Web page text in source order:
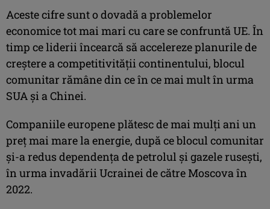
Aceste cifre sunt o dovadă a problemelor
economice tot mai mari cu care se confruntă UE. În
timp ce liderii încearcă să accelereze planurile de
creştere a competitivităţii continentului, blocul
comunitar rămâne din ce în ce mai mult în urma
SUA şi a Chinei.
Companiile europene plătesc de mai mulţi ani un
preţ mai mare la energie, după ce blocul comunitar
şi-a redus dependenţa de petrolul şi gazele ruseşti,
în urma invadării Ucrainei de către Moscova în
2022.